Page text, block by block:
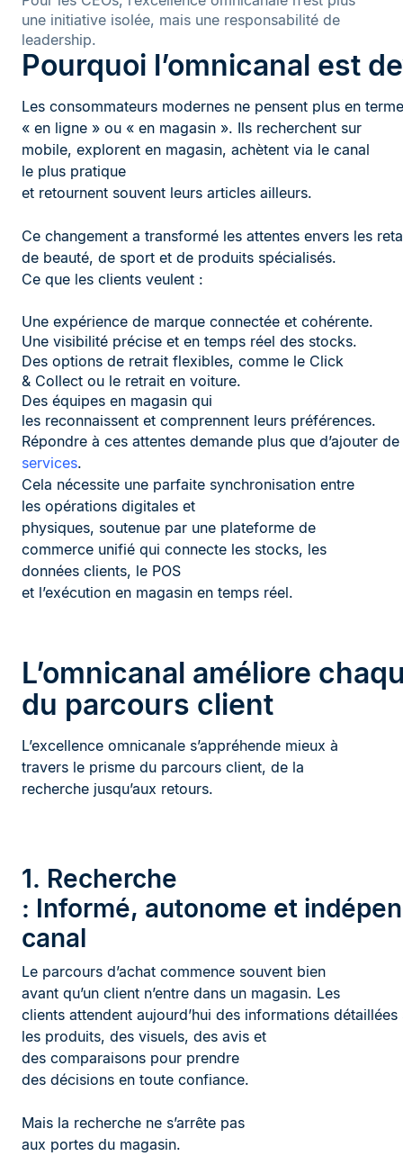
une initiative isolée, mais une responsabilité de
leadership.
Pourquoi l’omnicanal est
Les consommateurs modernes ne pensent plus en
« en ligne » ou « en magasin ». Ils recherchent sur
mobile, explorent en magasin, achètent via le canal
le plus pratique
et retournent souvent leurs articles ailleurs.
Ce changement a transformé les attentes envers les
de beauté, de sport et de produits spécialisés.
Ce que les clients veulent :
Une expérience de marque connectée et cohérente.
Une visibilité précise et en temps réel des stocks.
Des options de retrait flexibles, comme le Click
& Collect ou le retrait en voiture.
Des équipes en magasin qui
les reconnaissent et comprennent leurs préférences.
Répondre à ces attentes demande plus que d’ajouter de
services.
Cela nécessite une parfaite synchronisation entre
les opérations digitales et
physiques, soutenue par une plateforme de
commerce unifié qui connecte les stocks, les
données clients, le POS
et l’exécution en magasin en temps réel.
L’omnicanal améliore
du parcours client
L’excellence omnicanale s’appréhende mieux à
travers le prisme du parcours client, de la
recherche jusqu’aux retours.
1. Recherche
: Informé, autonome et
canal
Le parcours d’achat commence souvent bien
avant qu’un client n’entre dans un magasin. Les
clients attendent aujourd’hui des informations détaillées
les produits, des visuels, des avis et
des comparaisons pour prendre
des décisions en toute confiance.
Mais la recherche ne s’arrête pas
aux portes du magasin.